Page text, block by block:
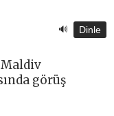
🔊 Dinle
görüş